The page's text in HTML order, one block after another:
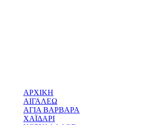
ΑΡΧΙΚΗ
ΑΙΓΑΛΕΩ
ΑΓΙΑ ΒΑΡΒΑΡΑ
ΧΑΪΔΑΡΙ